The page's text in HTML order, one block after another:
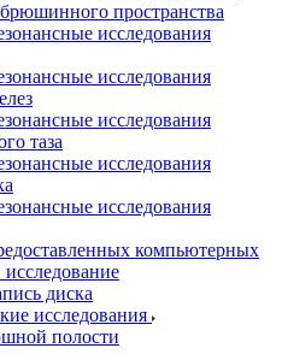
пространства
исследования
исследования
исследования
таза
исследования
исследования
компьютерных
диска
исследования
полости